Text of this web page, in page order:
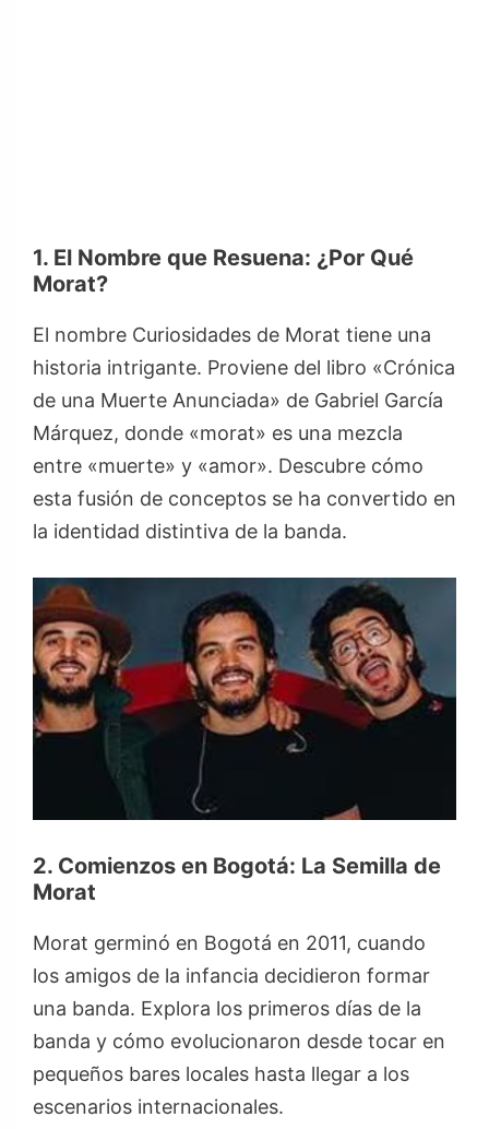
1. El Nombre que Resuena: ¿Por Qué
Morat?
El nombre Curiosidades de Morat tiene una
historia intrigante. Proviene del libro «Crónica
de una Muerte Anunciada» de Gabriel García
Márquez, donde «morat» es una mezcla
entre «muerte» y «amor». Descubre cómo
esta fusión de conceptos se ha convertido en
la identidad distintiva de la banda.
2. Comienzos en Bogotá: La Semilla de
Morat
Morat germinó en Bogotá en 2011, cuando
los amigos de la infancia decidieron formar
una banda. Explora los primeros días de la
banda y cómo evolucionaron desde tocar en
pequeños bares locales hasta llegar a los
escenarios internacionales.